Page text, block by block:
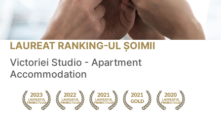
LAUREAT RANKING-UL ȘOIMII
Victoriei Studio - Apartment
Accommodation